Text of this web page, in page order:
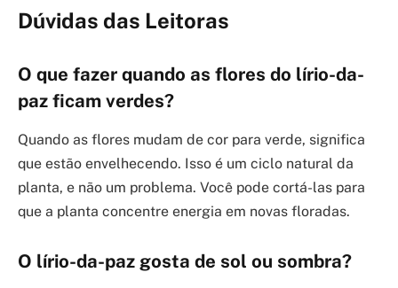
Dúvidas das Leitoras
O que fazer quando as flores do lírio-da-
paz ficam verdes?
Quando as flores mudam de cor para verde, significa
que estão envelhecendo. Isso é um ciclo natural da
planta, e não um problema. Você pode cortá-las para
que a planta concentre energia em novas floradas.
O lírio-da-paz gosta de sol ou sombra?